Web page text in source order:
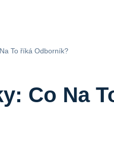
To říká Odborník?
Co Na